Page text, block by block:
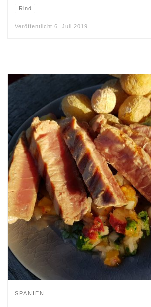
Rind
Veröffentlicht 6. Juli 2019
SPANIEN